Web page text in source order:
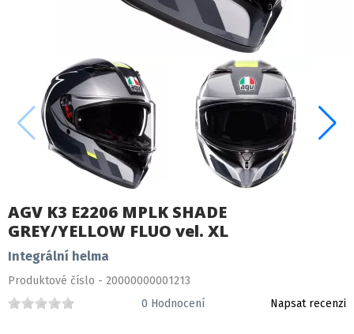
AGV K3 E2206 MPLK SHADE
GREY/YELLOW FLUO vel. XL
Integrální helma
Produktové číslo - 20000000001213
0 Hodnocení Napsat recenzi